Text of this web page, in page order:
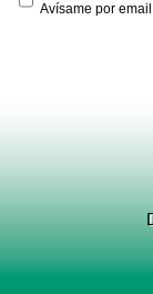
Avísame por